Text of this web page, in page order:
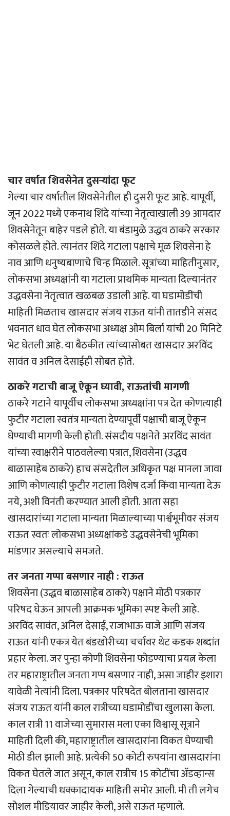
चार वर्षात शिवसेनेत दुसर्‍यांदा फूट
गेल्या चार वर्षांतील शिवसेनेतील ही दुसरी फूट आहे. यापूर्वी,
जून 2022 मध्ये एकनाथ शिंदे यांच्या नेतृत्वाखाली 39 आमदार
शिवसेनेतून बाहेर पडले होते. या बंडामुळे उद्धव ठाकरे सरकार
कोसळले होते. त्यानंतर शिंदे गटाला पक्षाचे मूळ शिवसेना हे
नाव आणि धनुष्यबाणाचे चिन्ह मिळाले. सूत्रांच्या माहितीनुसार,
लोकसभा अध्यक्षांनी या गटाला प्राथमिक मान्यता दिल्यानंतर
उद्धवसेना नेतृत्वात खळबळ उडाली आहे. या घडामोडींची
माहिती मिळताच खासदार संजय राऊत यांनी तातडीने संसद
भवनात धाव घेत लोकसभा अध्यक्ष ओम बिर्ला यांची 20 मिनिटे
भेट घेतली आहे. या बैठकीत त्यांच्यासोबत खासदार अरविंद
सावंत व अनिल देसाईही सोबत होते.
ठाकरे गटाची बाजू ऐकून घ्यावी, राऊतांची मागणी
ठाकरे गटाने यापूर्वीच लोकसभा अध्यक्षांना पत्र देत कोणत्याही
फुटीर गटाला स्वतंत्र मान्यता देण्यापूर्वी पक्षाची बाजू ऐकून
घेण्याची मागणी केली होती. संसदीय पक्षनेते अरविंद सावंत
यांच्या स्वाक्षरीने पाठवलेल्या पत्रात, शिवसेना (उद्धव
बाळासाहेब ठाकरे) हाच संसदेतील अधिकृत पक्ष मानला जावा
आणि कोणत्याही फुटीर गटाला विशेष दर्जा किंवा मान्यता देऊ
नये, अशी विनंती करण्यात आली होती. आता सहा
खासदारांच्या गटाला मान्यता मिळाल्याच्या पार्श्वभूमीवर संजय
राऊत स्वतः लोकसभा अध्यक्षांकडे उद्धवसेनेची भूमिका
मांडणार असल्याचे समजते.
तर जनता गप्पा बसणार नाही : राऊत
शिवसेना (उद्धव बाळासाहेब ठाकरे) पक्षाने मोठी पत्रकार
परिषद घेऊन आपली आक्रमक भूमिका स्पष्ट केली आहे.
अरविंद सावंत, अनिल देसाई, राजाभाऊ वाजे आणि संजय
राऊत यांनी एकत्र येत बंडखोरीच्या चर्चांवर थेट कडक शब्दांत
प्रहार केला. जर पुन्हा कोणी शिवसेना फोडण्याचा प्रयत्न केला
तर महाराष्ट्रातील जनता गप्प बसणार नाही, असा जाहीर इशारा
यावेळी नेत्यांनी दिला. पत्रकार परिषदेत बोलताना खासदार
संजय राऊत यांनी काल रात्रीच्या घडामोडींचा खुलासा केला.
काल रात्री 11 वाजेच्या सुमारास मला एका विश्वासू सूत्राने
माहिती दिली की, महाराष्ट्रातील खासदारांना विकत घेण्याची
मोठी डील झाली आहे. प्रत्येकी 50 कोटी रुपयांना खासदारांना
विकत घेतले जात असून, काल रात्रीच 15 कोटींचा अ‍ॅडव्हान्स
दिला गेल्याची धक्कादायक माहिती समोर आली. मी ती लगेच
सोशल मीडियावर जाहीर केली, असे राऊत म्हणाले.